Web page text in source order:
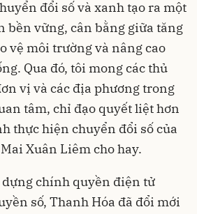
đổi số và xanh tạo ra một
bền vững, cân bằng giữa tăng
vệ môi trường và nâng cao
Qua đó, tôi mong các thủ
vị và các địa phương trong
tâm, chỉ đạo quyết liệt hơn
thực hiện chuyển đổi số của
Xuân Liêm cho hay.
chính quyền điện tử
số, Thanh Hóa đã đổi mới